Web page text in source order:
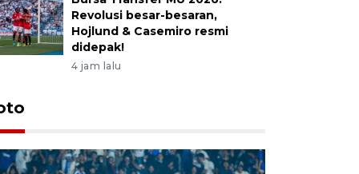
Revolusi besar-besaran,
Hojlund & Casemiro resmi
didepak!
4 jam lalu